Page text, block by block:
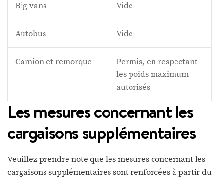
Big vans Vide
Autobus Vide
Camion et remorque
Permis, en respectant
les poids maximum
autorisés
Les mesures concernant les
cargaisons supplémentaires
Veuillez prendre note que les mesures concernant les
cargaisons supplémentaires sont renforcées à partir du